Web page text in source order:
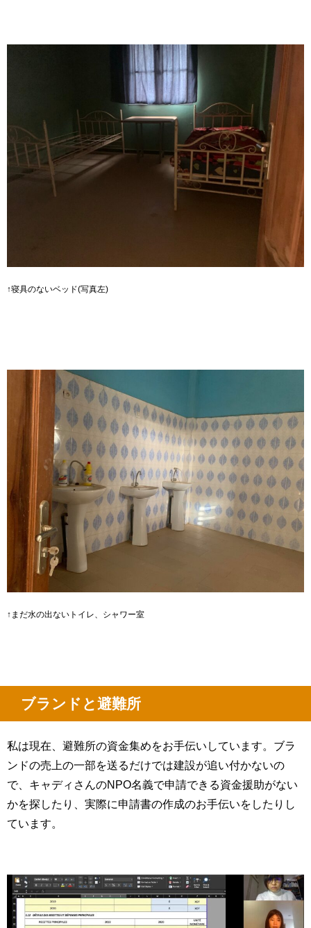
↑寝具のないベッド(写真左)
↑まだ水の出ないトイレ、シャワー室
ブランドと避難所
私は現在、避難所の資金集めをお手伝いしています。ブラ
ンドの売上の一部を送るだけでは建設が追い付かないの
で、キャディさんのNPO名義で申請できる資金援助がない
かを探したり、実際に申請書の作成のお手伝いをしたりし
ています。